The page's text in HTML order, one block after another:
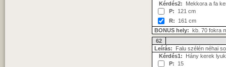
Kérdés2: Mekkora a fa
P: 121 cm
R: 161 cm
BONUS hely: kb. 70 fokra
62
Leírás: Falu szélén néhai
Kérdés1: Hány kerek
P: 15